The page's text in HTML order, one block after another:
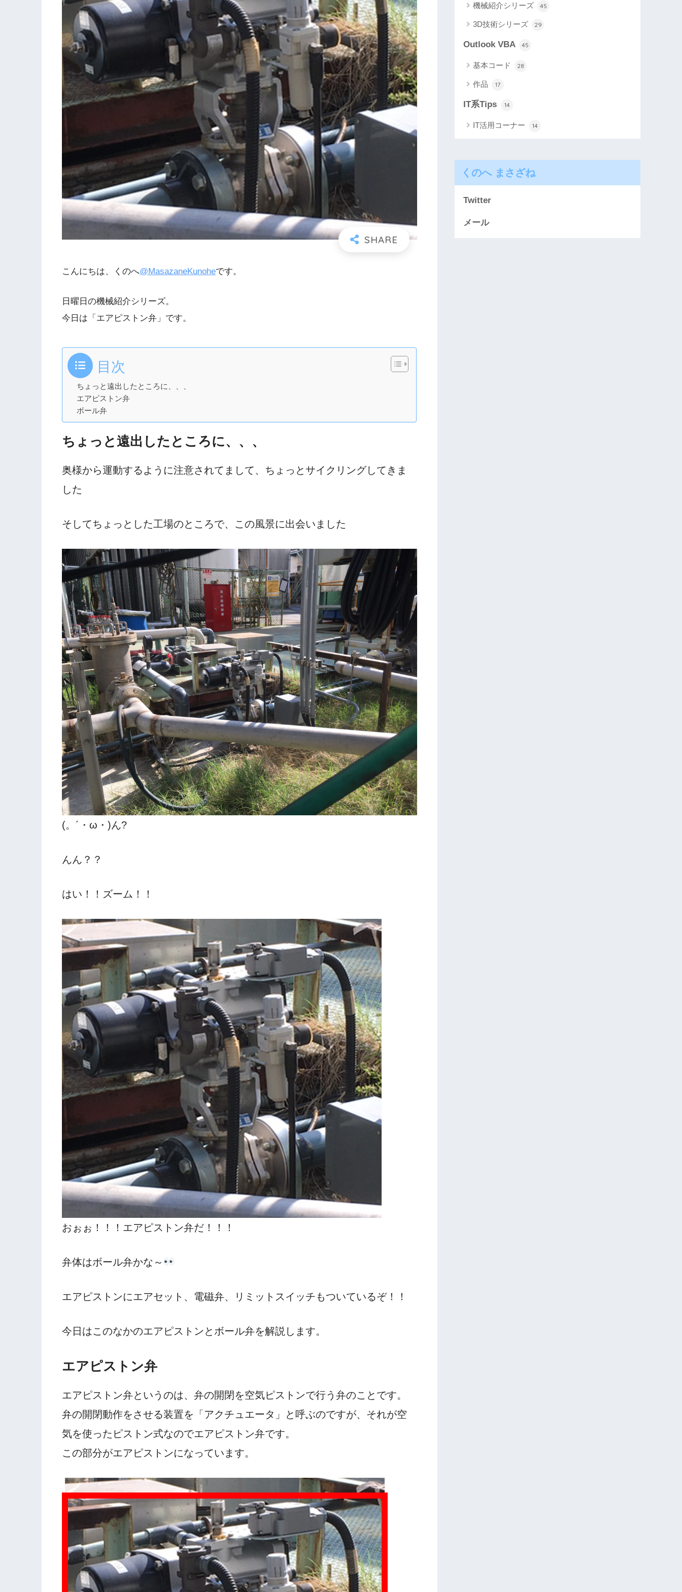
こんにちは、くのへ@MasazaneKunoheです。
日曜日の機械紹介シリーズ。
今日は「エアピストン弁」です。
目次
ちょっと遠出したところに、、、
エアピストン弁
ボール弁
ちょっと遠出したところに、、、
奥様から運動するように注意されてまして、ちょっとサイクリングしてきま
した
そしてちょっとした工場のところで、この風景に出会いました
(。´・ω・)ん?
んん？？
はい！！ズーム！！
おぉぉ！！！エアピストン弁だ！！！
弁体はボール弁かな～
エアピストンにエアセット、電磁弁、リミットスイッチもついているぞ！！
今日はこのなかのエアピストンとボール弁を解説します。
エアピストン弁
エアピストン弁というのは、弁の開閉を空気ピストンで行う弁のことです。
弁の開閉動作をさせる装置を「アクチュエータ」と呼ぶのですが、それが空
気を使ったピストン式なのでエアピストン弁です。
この部分がエアピストンになっています。
機械紹介シリーズ 45
3D技術シリーズ 29
Outlook VBA 45
基本コード 28
作品 17
IT系Tips 14
IT活用コーナー 14
くのへ まさざね
Twitter
メール